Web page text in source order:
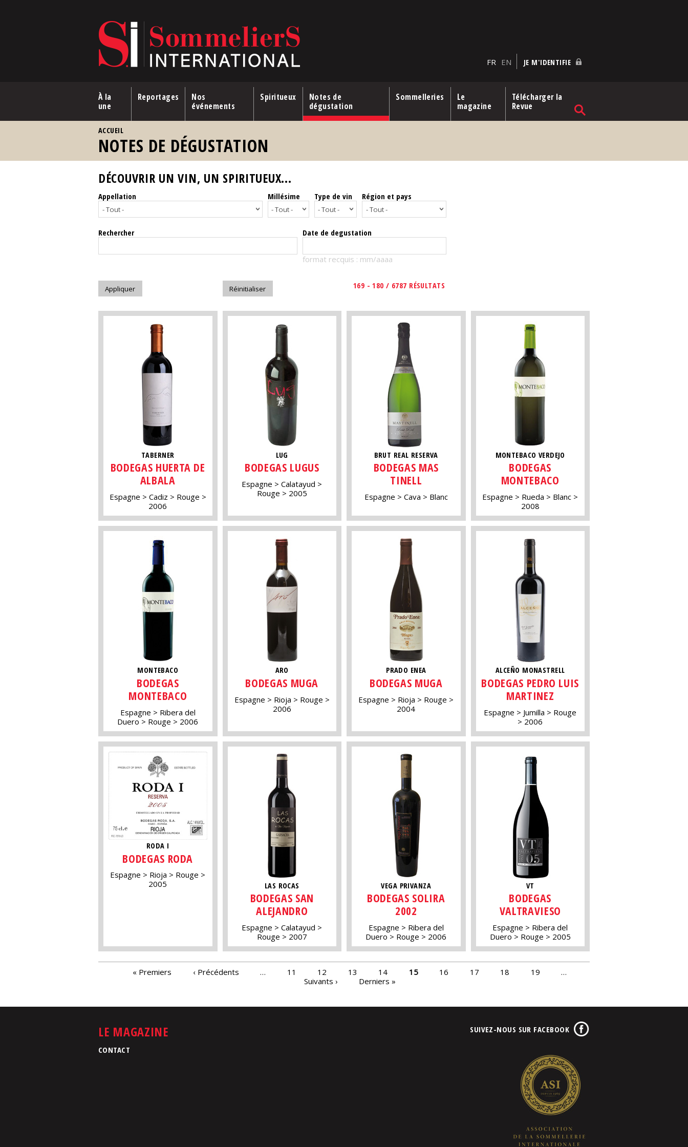
FR EN JE M'IDENTIFIE
À la
une
Reportages
Nos
événements
Spiritueux
Notes de
dégustation
Sommelleries
Le
magazine
Télécharger la
Revue
ACCUEIL
NOTES DE DÉGUSTATION
DÉCOUVRIR UN VIN, UN SPIRITUEUX...
Appellation Millésime Type de vin Région et pays
Rechercher Date de degustation
format recquis : mm/aaaa
169 - 180 / 6787 RÉSULTATS
TABERNER
BODEGAS HUERTA DE
ALBALA
Espagne Cadiz
Rouge
2006
LUG
BODEGAS LUGUS
Espagne
Calatayud
Rouge
2005
BRUT REAL RESERVA
BODEGAS MAS
TINELL
Espagne Cava Blanc
MONTEBACO VERDEJO
BODEGAS
MONTEBACO
Espagne Rueda
Blanc
2008
MONTEBACO
BODEGAS
MONTEBACO
Espagne
Ribera del
Duero
Rouge 2006
ARO
BODEGAS MUGA
Espagne Rioja
Rouge
2006
PRADO ENEA
BODEGAS MUGA
Espagne Rioja
Rouge
2004
ALCEÑO MONASTRELL
BODEGAS PEDRO LUIS
MARTINEZ
Espagne Jumilla
Rouge
2006
RODA I
BODEGAS RODA
Espagne Rioja
Rouge
2005
LAS ROCAS
BODEGAS SAN
ALEJANDRO
Espagne
Calatayud
Rouge
2007
VEGA PRIVANZA
BODEGAS SOLIRA
2002
Espagne
Ribera del
Duero
Rouge 2006
VT
BODEGAS
VALTRAVIESO
Espagne
Ribera del
Duero
Rouge 2005
« Premiers ‹ Précédents … 11 12 13 14 15 16 17 18 19
…
Suivants ›
Derniers »
LE MAGAZINE
CONTACT
SUIVEZ-NOUS SUR FACEBOOK